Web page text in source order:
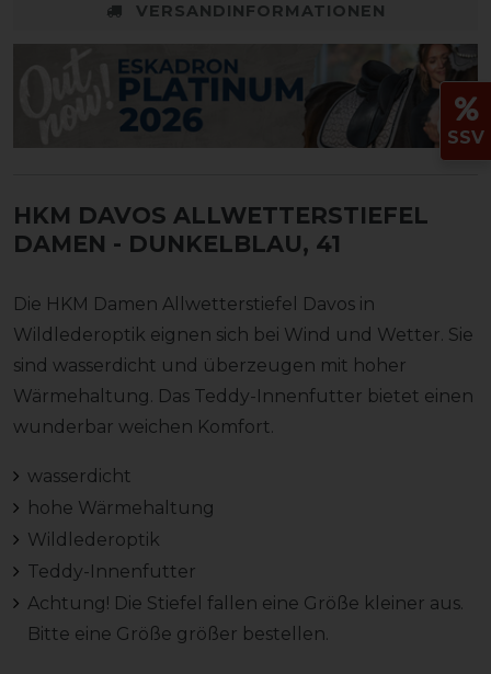
VERSANDINFORMATIONEN
HKM DAVOS ALLWETTERSTIEFEL
DAMEN - DUNKELBLAU, 41
Die HKM Damen Allwetterstiefel Davos in
Wildlederoptik eignen sich bei Wind und Wetter. Sie
sind wasserdicht und überzeugen mit hoher
Wärmehaltung. Das Teddy-Innenfutter bietet einen
wunderbar weichen Komfort.
wasserdicht
hohe Wärmehaltung
Wildlederoptik
Teddy-Innenfutter
Achtung! Die Stiefel fallen eine Größe kleiner aus.
Bitte eine Größe größer bestellen.
SSV